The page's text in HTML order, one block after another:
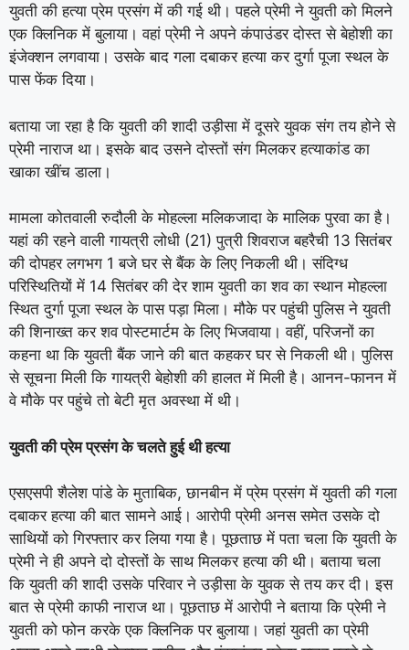
युवती की हत्या प्रेम प्रसंग में की गई थी। पहले प्रेमी ने युवती को मिलने
एक क्लिनिक में बुलाया। वहां प्रेमी ने अपने कंपाउंडर दोस्त से बेहोशी का
इंजेक्शन लगवाया। उसके बाद गला दबाकर हत्या कर दुर्गा पूजा स्थल के
पास फेंक दिया।
बताया जा रहा है कि युवती की शादी उड़ीसा में दूसरे युवक संग तय होने से
प्रेमी नाराज था। इसके बाद उसने दोस्तों संग मिलकर हत्याकांड का
खाका खींच डाला।
मामला कोतवाली रुदौली के मोहल्ला मलिकजादा के मालिक पुरवा का है।
यहां की रहने वाली गायत्री लोधी (21) पुत्री शिवराज बहरैची 13 सितंबर
की दोपहर लगभग 1 बजे घर से बैंक के लिए निकली थी। संदिग्ध
परिस्थितियों में 14 सितंबर की देर शाम युवती का शव का स्थान मोहल्ला
स्थित दुर्गा पूजा स्थल के पास पड़ा मिला। मौके पर पहुंची पुलिस ने युवती
की शिनाख्त कर शव पोस्टमार्टम के लिए भिजवाया। वहीं, परिजनों का
कहना था कि युवती बैंक जाने की बात कहकर घर से निकली थी। पुलिस
से सूचना मिली कि गायत्री बेहोशी की हालत में मिली है। आनन-फानन में
वे मौके पर पहुंचे तो बेटी मृत अवस्था में थी।
युवती की प्रेम प्रसंग के चलते हुई थी हत्या
एसएसपी शैलेश पांडे के मुताबिक, छानबीन में प्रेम प्रसंग में युवती की गला
दबाकर हत्या की बात सामने आई। आरोपी प्रेमी अनस समेत उसके दो
साथियों को गिरफ्तार कर लिया गया है। पूछताछ में पता चला कि युवती के
प्रेमी ने ही अपने दो दोस्तों के साथ मिलकर हत्या की थी। बताया चला
कि युवती की शादी उसके परिवार ने उड़ीसा के युवक से तय कर दी। इस
बात से प्रेमी काफी नाराज था। पूछताछ में आरोपी ने बताया कि प्रेमी ने
युवती को फोन करके एक क्लिनिक पर बुलाया। जहां युवती का प्रेमी